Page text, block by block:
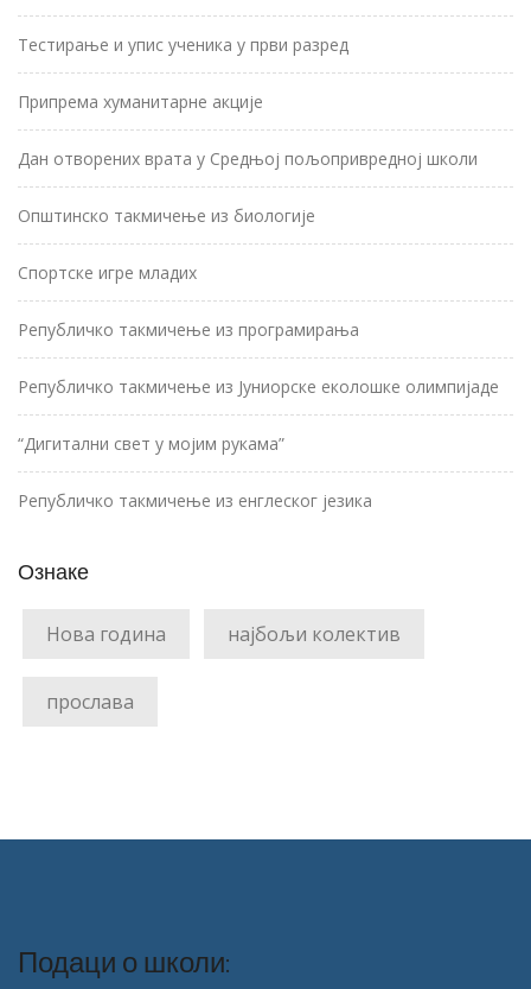
Тестирање и упис ученика у први разред
Припрема хуманитарне акције
Дан отворених врата у Средњој пољопривредној школи
Општинско такмичење из биологије
Спортске игре младих
Републичко такмичење из програмирања
Републичко такмичење из Јуниорске еколошке олимпијаде
“Дигитални свет у мојим рукама”
Републичко такмичење из енглеског језика
Ознаке
Нова година најбољи колектив
прослава
Подаци о школи: